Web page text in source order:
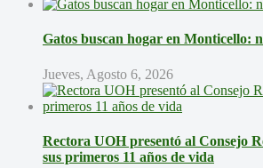
Gatos buscan hogar en Monticello:
Jueves, Agosto 6, 2026
Rectora UOH presentó al Consejo
sus primeros 11 años de vida